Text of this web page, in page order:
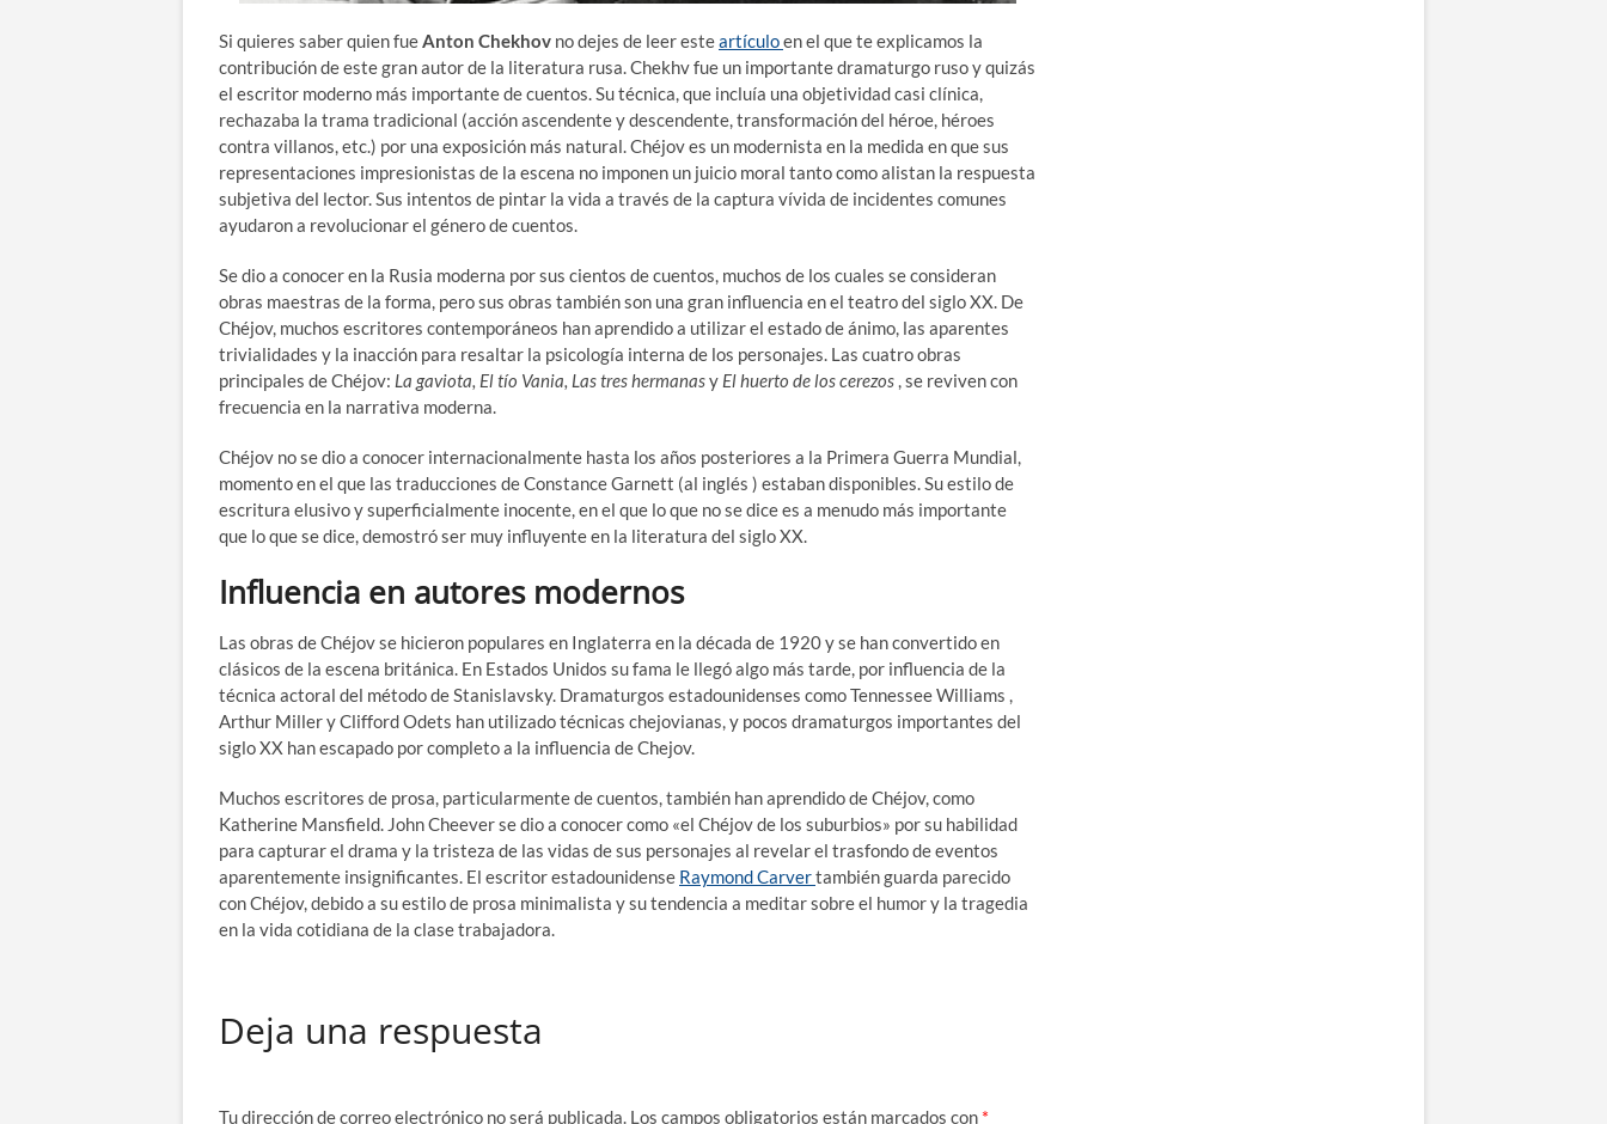
Si quieres saber quien fueAnton Chekhov no dejes de leer esteartículoen el que te explicamos la
contribución de este gran autor de la literatura rusa. Chekhv fue un importante dramaturgo ruso y quizás
el escritor moderno más importante de cuentos. Su técnica, que incluía una objetividad casi clínica,
rechazaba la trama tradicional (acción ascendente y descendente, transformación del héroe, héroes
contra villanos, etc.) por una exposición más natural. Chéjov es un modernista en la medida en que sus
representaciones impresionistas de la escena no imponen un juicio moral tanto como alistan la respuesta
subjetiva del lector. Sus intentos de pintar la vida a través de la captura vívida de incidentes comunes
ayudaron a revolucionar el género de cuentos.
Se dio a conocer en la Rusia moderna por sus cientos de cuentos, muchos de los cuales se consideran
obras maestras de la forma, pero sus obras también son una gran influencia en el teatro del siglo XX. De
Chéjov, muchos escritores contemporáneos han aprendido a utilizar el estado de ánimo, las aparentes
trivialidades y la inacción para resaltar la psicología interna de los personajes. Las cuatro obras
principales de Chéjov: La gaviota, El tío Vania, Las tres hermanasy El huerto de los cerezos , se reviven con
frecuencia en la narrativa moderna.
Chéjov no se dio a conocer internacionalmente hasta los años posteriores a la Primera Guerra Mundial,
momento en el que las traducciones de Constance Garnett (al inglés ) estaban disponibles. Su estilo de
escritura elusivo y superficialmente inocente, en el que lo que no se dice es a menudo más importante
que lo que se dice, demostró ser muy influyente en la literatura del siglo XX.
Influencia en autores modernos
Las obras de Chéjov se hicieron populares en Inglaterra en la década de 1920 y se han convertido en
clásicos de la escena británica. En Estados Unidos su fama le llegó algo más tarde, por influencia de la
técnica actoral del método de Stanislavsky. Dramaturgos estadounidenses como Tennessee Williams ,
Arthur Miller y Clifford Odets han utilizado técnicas chejovianas, y pocos dramaturgos importantes del
siglo XX han escapado por completo a la influencia de Chejov.
Muchos escritores de prosa, particularmente de cuentos, también han aprendido de Chéjov, como
Katherine Mansfield. John Cheever se dio a conocer como «el Chéjov de los suburbios» por su habilidad
para capturar el drama y la tristeza de las vidas de sus personajes al revelar el trasfondo de eventos
aparentemente insignificantes. El escritor estadounidense Raymond Carvertambién guarda parecido
con Chéjov, debido a su estilo de prosa minimalista y su tendencia a meditar sobre el humor y la tragedia
en la vida cotidiana de la clase trabajadora.
Deja una respuesta
Tu dirección de correo electrónico no será publicada. Los campos obligatorios están marcados con *